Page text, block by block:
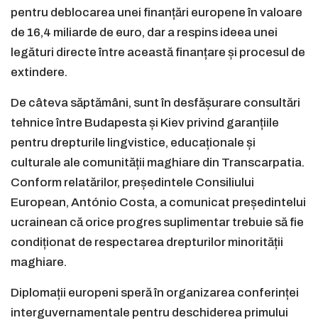
pentru deblocarea unei finanțări europene în valoare
de 16,4 miliarde de euro, dar a respins ideea unei
legături directe între această finanțare și procesul de
extindere.
De câteva săptămâni, sunt în desfășurare consultări
tehnice între Budapesta și Kiev privind garanțiile
pentru drepturile lingvistice, educaționale și
culturale ale comunității maghiare din Transcarpatia.
Conform relatărilor, președintele Consiliului
European, António Costa, a comunicat președintelui
ucrainean că orice progres suplimentar trebuie să fie
condiționat de respectarea drepturilor minorității
maghiare.
Diplomații europeni speră în organizarea conferinței
interguvernamentale pentru deschiderea primului